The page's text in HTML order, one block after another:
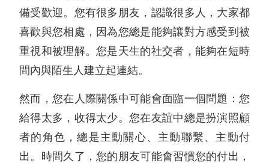
備受歡迎。您有很多朋友，認識很多人，大家都
喜歡與您相處，因為您總是能夠讓對方感受到被
重視和被理解。您是天生的社交者，能夠在短時
間內與陌生人建立起連結。
然而，您在人際關係中可能會面臨一個問題：您
給得太多，收得太少。您在友誼中總是扮演照顧
者的角色，總是主動關心、主動聯繫、主動付
出。時間久了，您的朋友可能會習慣您的付出，